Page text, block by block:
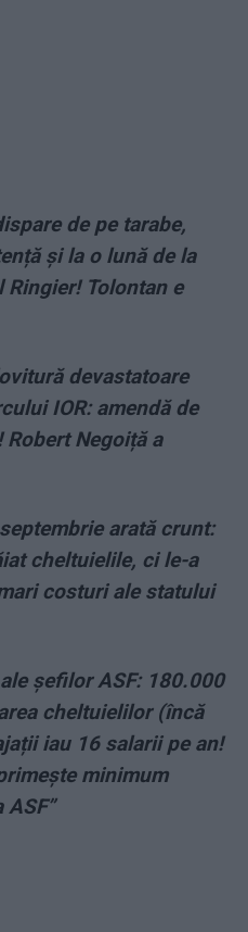
de pe tarabe,
și la o lună de la
Tolontan e
devastatoare
IOR: amendă de
Negoiță a
arată crunt:
cheltuielile, ci le-a
costuri ale statului
șefilor ASF: 180.000
cheltuielilor (încă
iau 16 salarii pe an!
minimum